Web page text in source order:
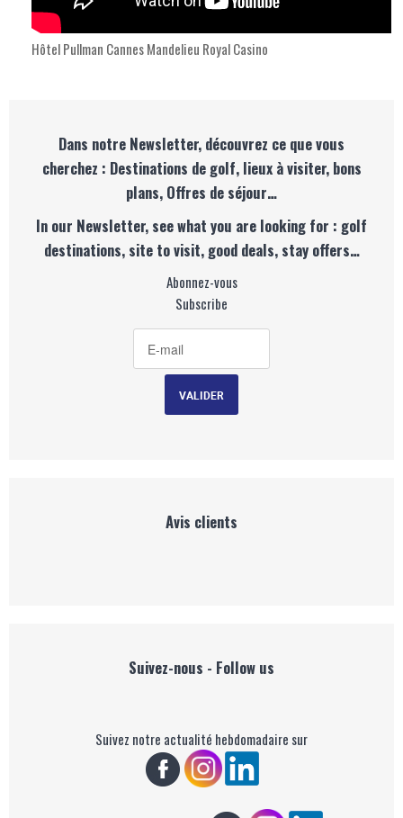
Hôtel Pullman Cannes Mandelieu Royal Casino
Dans notre Newsletter, découvrez ce que vous
cherchez : Destinations de golf, lieux à visiter, bons
plans, Offres de séjour…
In our Newsletter, see what you are looking for : golf
destinations, site to visit, good deals, stay offers…
Abonnez-vous
Subscribe
Avis clients
Suivez-nous - Follow us
Suivez notre actualité hebdomadaire sur